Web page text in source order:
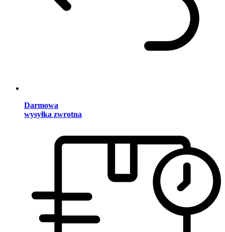
Darmowa
wysyłka zwrotna